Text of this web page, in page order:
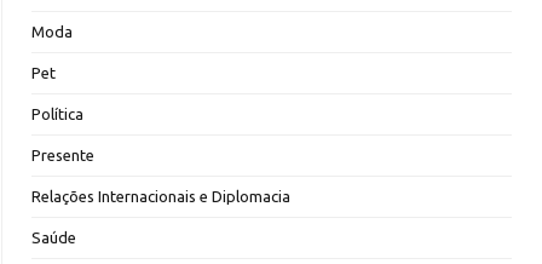
Moda
Pet
Política
Presente
Relações Internacionais e Diplomacia
Saúde